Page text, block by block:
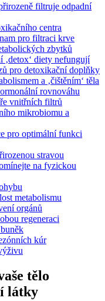
filtruje odpadní
centra
pro filtraci krve
zbytků
‚detox‘ diety nefungují
pro detoxikační doplňky
a ‚čištěním‘ těla
rovnováhu
vnitřních filtrů
mikrobiomu a
pro optimální funkci
stravou
na fyzickou
metabolismu
orgánů
regeneraci
kúr
tělo
látky